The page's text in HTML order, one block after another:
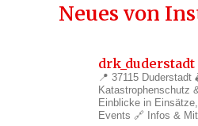
Neues von
drk_duderstadt
📍 37115 Duderstadt
Katastrophenschutz
Einblicke in
Events 🔗 Infos &